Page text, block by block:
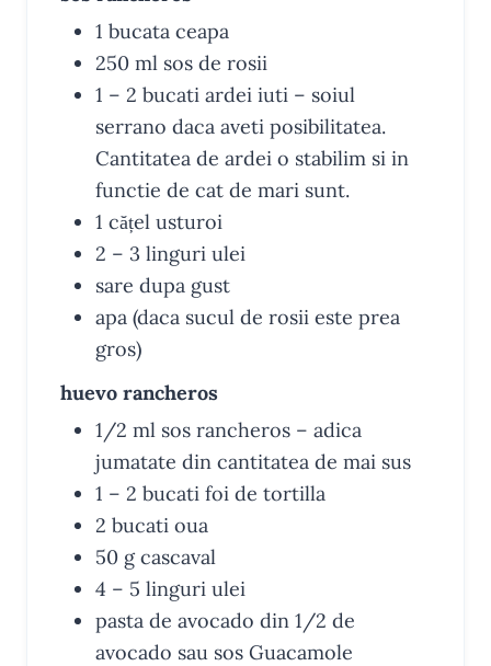
1 bucata ceapa
250 ml sos de rosii
1 – 2 bucati ardei iuti – soiul
serrano daca aveti posibilitatea.
Cantitatea de ardei o stabilim si in
functie de cat de mari sunt.
1 cățel usturoi
2 – 3 linguri ulei
sare dupa gust
apa (daca sucul de rosii este prea
gros)
huevo rancheros
1/2 ml sos rancheros – adica
jumatate din cantitatea de mai sus
1 – 2 bucati foi de tortilla
2 bucati oua
50 g cascaval
4 – 5 linguri ulei
pasta de avocado din 1/2 de
avocado sau sos Guacamole